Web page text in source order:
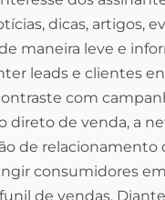
dicas, artigos,
maneira leve e
leads e clientes
com
direto de venda, a
de relacionamento
consumidores
de vendas.